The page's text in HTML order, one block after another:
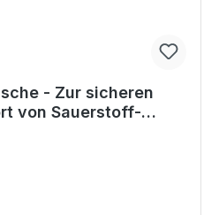
- Zur sicheren
von Sauerstoff-